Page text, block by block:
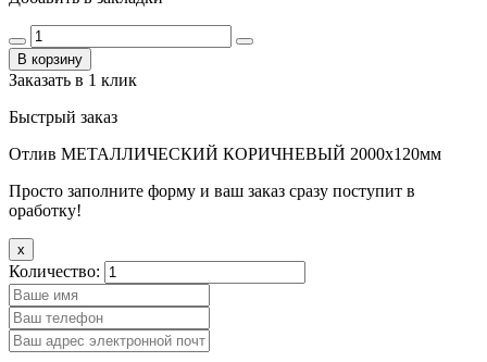
В корзину
Заказать в 1 клик
Быстрый заказ
Отлив МЕТАЛЛИЧЕСКИЙ КОРИЧНЕВЫЙ 2000х120мм
Просто заполните форму и ваш заказ сразу поступит в
оработку!
x
Количество: